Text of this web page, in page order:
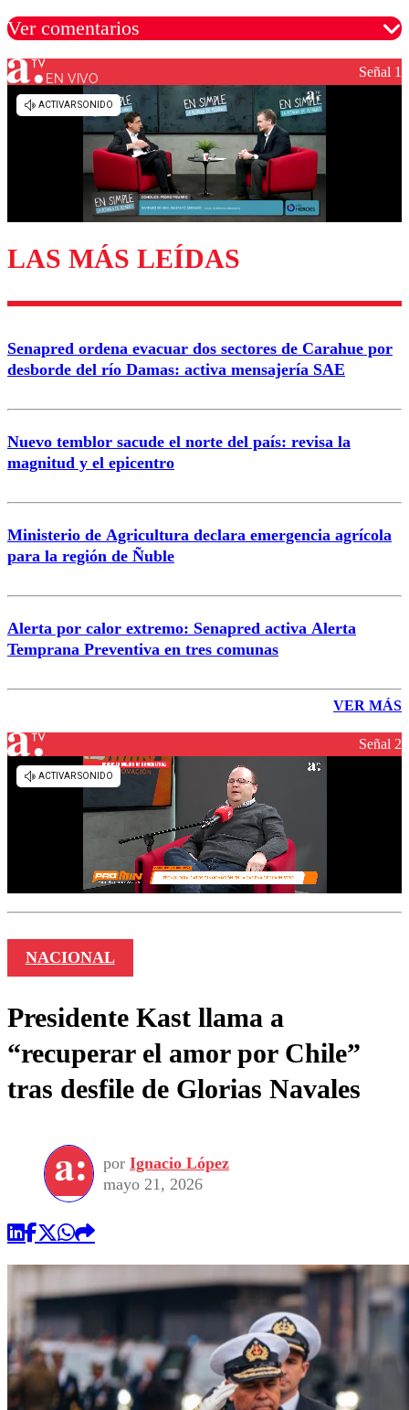
Ver comentarios
Los comentarios son moderados para garantizar un
diálogo respetuoso.
Enviar comentario
EN VIVO Señal 1
LAS MÁS LEÍDAS
Senapred ordena evacuar dos sectores de Carahue por
desborde del río Damas: activa mensajería SAE
Nuevo temblor sacude el norte del país: revisa la
magnitud y el epicentro
Ministerio de Agricultura declara emergencia agrícola
para la región de Ñuble
Alerta por calor extremo: Senapred activa Alerta
Temprana Preventiva en tres comunas
VER MÁS
Señal 2
NACIONAL
Presidente Kast llama a
“recuperar el amor por Chile”
tras desfile de Glorias Navales
por Ignacio López
mayo 21, 2026